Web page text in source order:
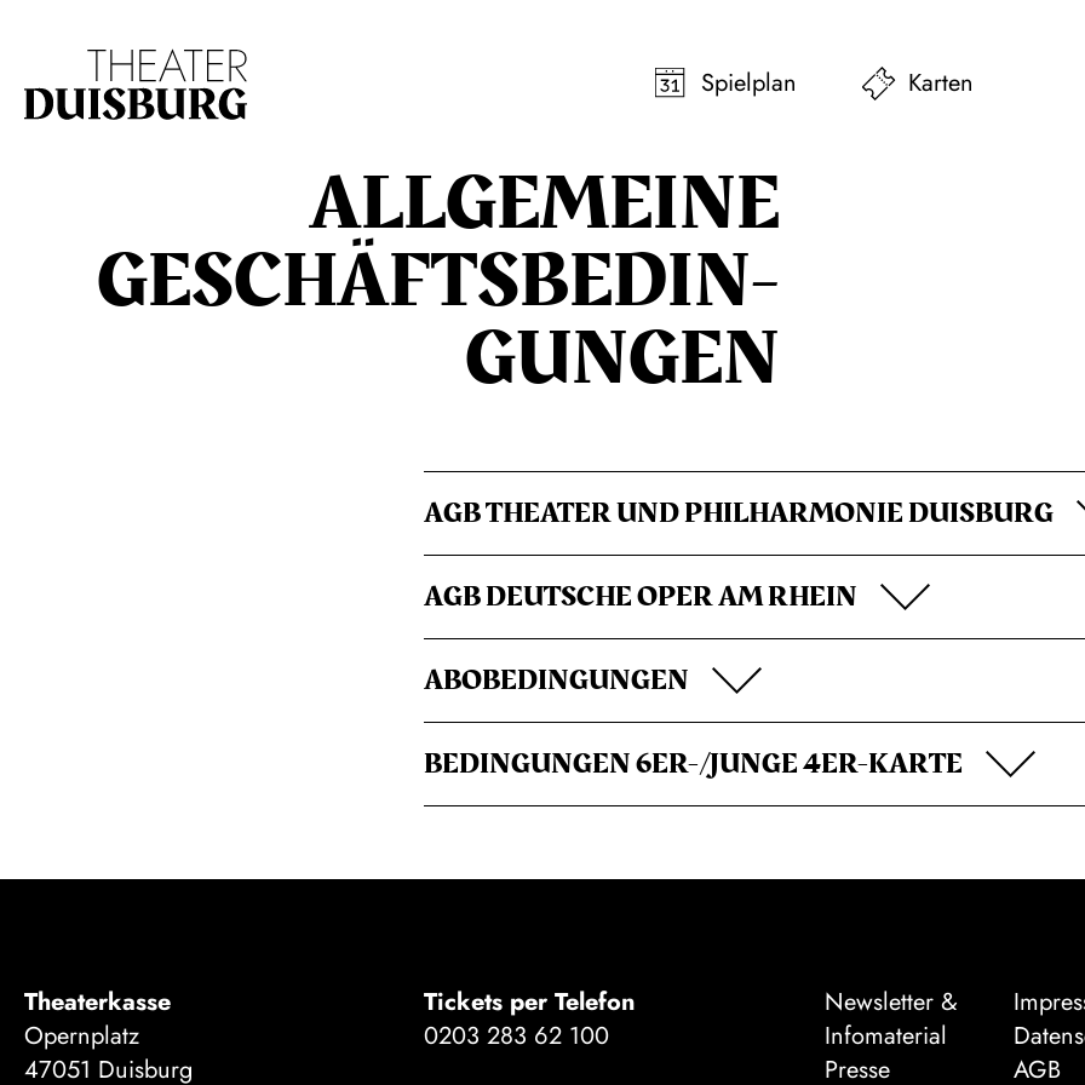
Spielplan
Karten
ALL­GE­MEINE
GE­SCHÄFTS­BEDIN­
GUNGEN
AGB THEATER UND PHILHARMONIE DUISBURG
AGB DEUTSCHE OPER AM RHEIN
ABOBEDINGUNGEN
BEDINGUNGEN 6ER-/JUNGE 4ER-KARTE
Theaterkasse
Opernplatz
47051 Duisburg
Tickets per Telefon
0203 283 62 100
Newsletter &
Infomaterial
Presse
AGB